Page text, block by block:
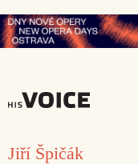
Přeskočit
na
Jiří Špičák